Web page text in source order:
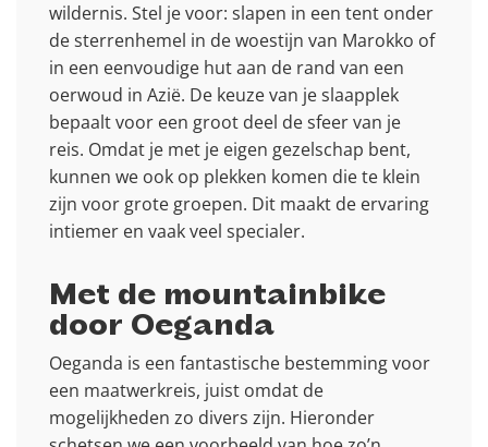
wildernis. Stel je voor: slapen in een tent onder
de sterrenhemel in de woestijn van Marokko of
in een eenvoudige hut aan de rand van een
oerwoud in Azië. De keuze van je slaapplek
bepaalt voor een groot deel de sfeer van je
reis. Omdat je met je eigen gezelschap bent,
kunnen we ook op plekken komen die te klein
zijn voor grote groepen. Dit maakt de ervaring
intiemer en vaak veel specialer.
Met de mountainbike
door Oeganda
Oeganda is een fantastische bestemming voor
een maatwerkreis, juist omdat de
mogelijkheden zo divers zijn. Hieronder